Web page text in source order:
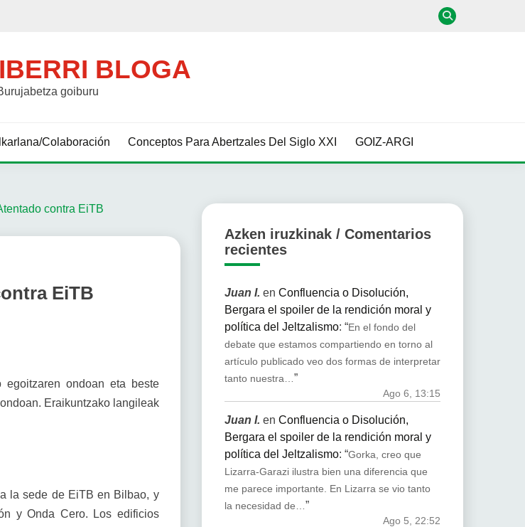
BLOGA
goiburu
Colaboración Conceptos Para Abertzales Del Siglo XXI GOIZ-ARGI
contra EiTB
EiTB
ondoan eta beste
Eraikuntzako langileak
la sede de EiTB en Bilbao, y
y Onda Cero. Los edificios
Azken iruzkinak / Comentarios
recientes
Juan I. en Confluencia o Disolución,
Bergara el spoiler de la rendición moral y
política del Jeltzalismo: “En el fondo del
debate que estamos compartiendo en torno al
artículo publicado veo dos formas de interpretar
tanto nuestra…”
Ago 6, 13:15
Juan I. en Confluencia o Disolución,
Bergara el spoiler de la rendición moral y
política del Jeltzalismo: “Gorka, creo que
Lizarra-Garazi ilustra bien una diferencia que
me parece importante. En Lizarra se vio tanto
la necesidad de… ”
Ago 5, 22:52